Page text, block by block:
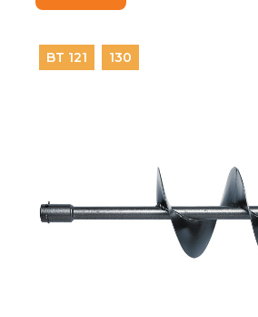
BT 121 130